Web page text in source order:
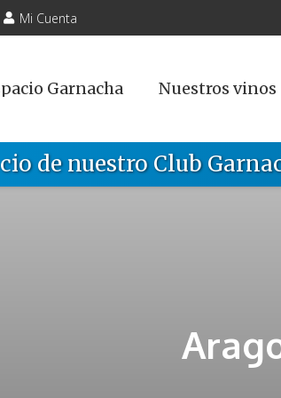
Mi Cuenta
Garnacha Nuestros vinos
de nuestro Club